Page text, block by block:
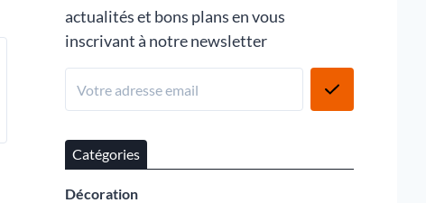
actualités et bons plans en vous
inscrivant à notre newsletter
Catégories
Décoration